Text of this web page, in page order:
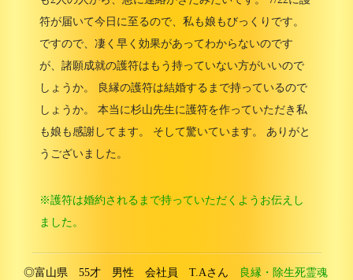
符が届いて今日に至るので、私も娘もびっくりです。
ですので、凄く早く効果があってわからないのです
が、諸願成就の護符はもう持っていない方がいいので
しょうか。 良縁の護符は結婚するまで持っているので
しょうか。 本当に杉山先生に護符を作っていただき私
も娘も感謝してます。 そして驚いています。 ありがと
うございました。
※護符は婚約されるまで持っていただくようお伝えし
ました。
◎富山県 55才 男性 会社員 T.Aさん
良縁・除生死霊魂